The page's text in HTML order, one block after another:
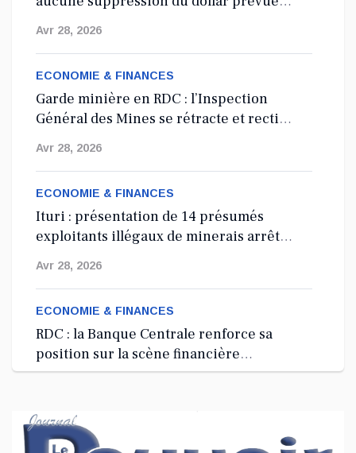
Avr 28, 2026
ECONOMIE & FINANCES
Garde minière en RDC : l’Inspection
Général des Mines se rétracte et rectifie
Avr 28, 2026
ECONOMIE & FINANCES
Ituri : présentation de 14 présumés
exploitants illégaux de minerais arrêtés
Avr 28, 2026
ECONOMIE & FINANCES
RDC : la Banque Centrale renforce sa
position sur la scène financière
internationale à Washington, D.C.
ECONOMIE & FINANCES